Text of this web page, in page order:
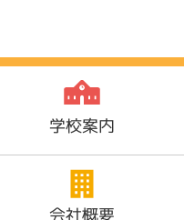
学校案内
会社概要